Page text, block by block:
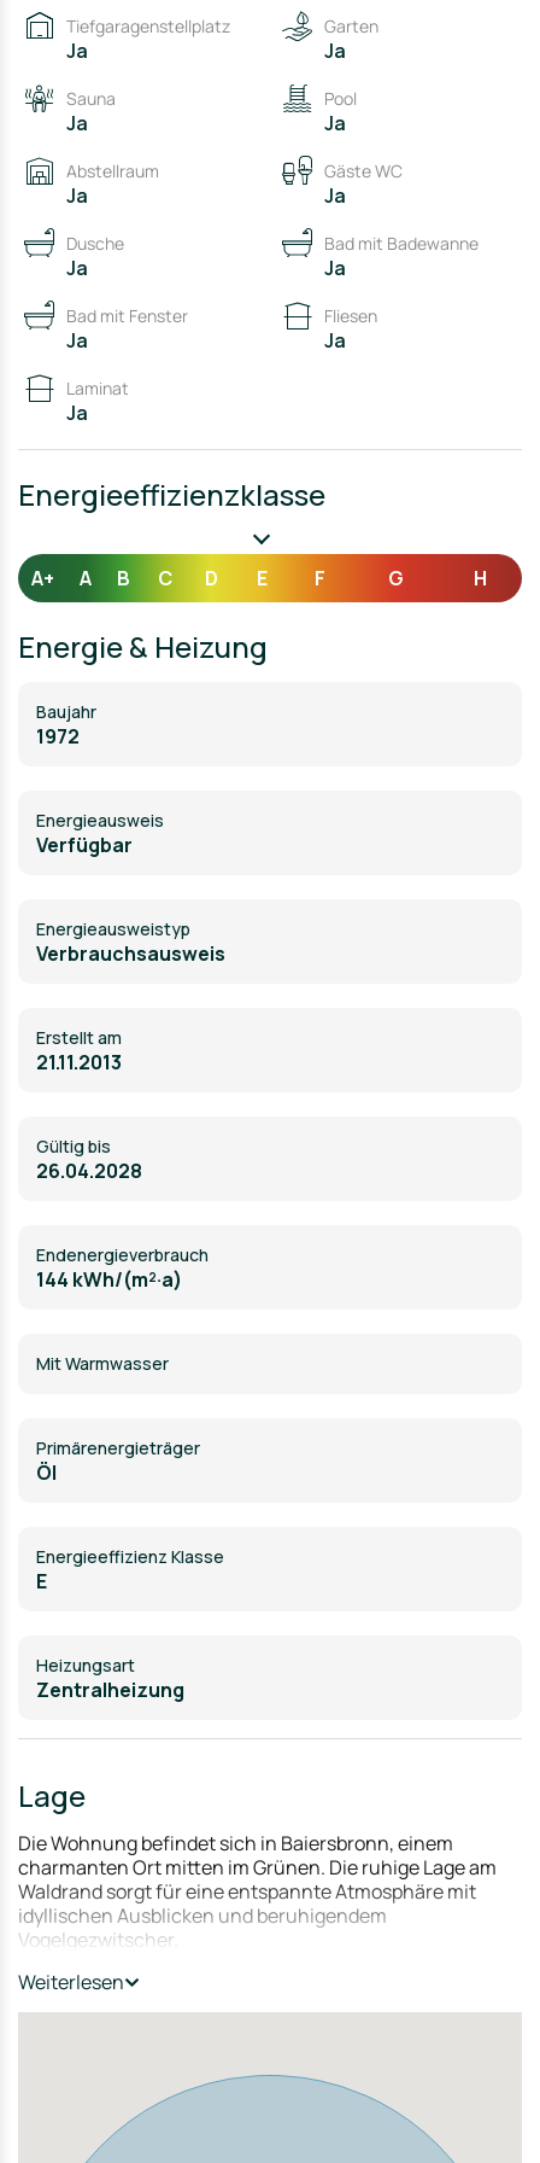
Diese Modernisierungen sorgen für einen zeitgemäßen
Wohnkomfort und einen gepflegten Gesamteindruck.
Tiefgaragenstellplatz
Ja
Garten
Ja
Sauna
Ja
Pool
Ja
Abstellraum
Ja
Gäste WC
Ja
Dusche
Ja
Bad mit Badewanne
Ja
Bad mit Fenster
Ja
Fliesen
Ja
Laminat
Ja
Energieeffizienzklasse
A+ A B C D E F G H
Energie & Heizung
Baujahr
1972
Energieausweis
Verfügbar
Energie­ausweistyp
Verbrauchsausweis
Erstellt am
21.11.2013
Gültig bis
26.04.2028
Endenergieverbrauch
144 kWh/(m²·a)
Mit Warmwasser
Primärenergieträger
Öl
Energieeffizienz Klasse
E
Heizungsart
Zentralheizung
Lage
Die Wohnung befindet sich in Baiersbronn, einem
charmanten Ort mitten im Grünen. Die ruhige Lage am
Waldrand sorgt für eine entspannte Atmosphäre mit
idyllischen Ausblicken und beruhigendem
Vogelgezwitscher.
Erholungsgebiet: Ruhige und naturnahe Wohnlage mit
Bildung: Kindergärten, Grundschulen und
weiterführende Schulen gut erreichbar
Freizeit: Vielfältige Freizeitangebote im Ortszentrum und
Umgebung
Weiterlesen